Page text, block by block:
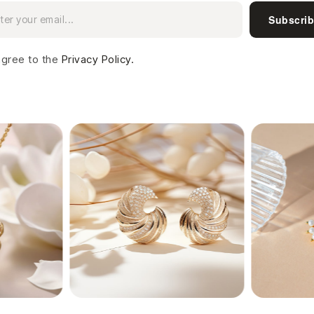
to the Privacy Policy.